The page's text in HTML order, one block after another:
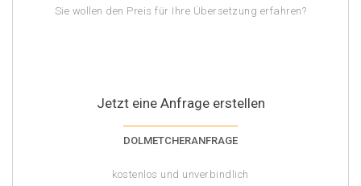
Sie wollen den Preis für Ihre Übersetzung erfahren?
Jetzt eine Anfrage erstellen
DOLMETCHERANFRAGE
kostenlos und unverbindlich